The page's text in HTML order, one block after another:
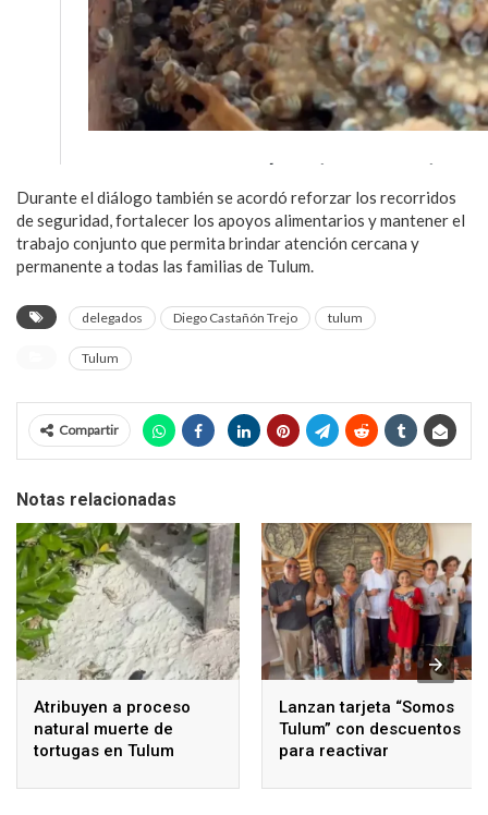
Durante el diálogo también se acordó reforzar los recorridos
de seguridad, fortalecer los apoyos alimentarios y mantener el
trabajo conjunto que permita brindar atención cercana y
permanente a todas las familias de Tulum.
delegados Diego Castañón Trejo tulum
Tulum
Compartir
Notas relacionadas
Atribuyen a proceso
natural muerte de
tortugas en Tulum
Lanzan tarjeta “Somos
Tulum” con descuentos
para reactivar